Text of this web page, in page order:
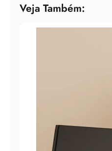
Veja Também: